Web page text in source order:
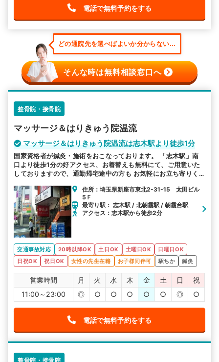
電話で無料予約をする
どの通院先を選べばよいか分からない...
そんな時は無料相談窓口へ
整骨院・接骨院
マッサージ＆はりきゅう院温流
マッサージ＆はりきゅう院温流は志木駅より徒歩1分
国家資格者が鍼灸・施術をおこなっております。 「志木駅」南
口より徒歩1分の好アクセス、お着替えも無料にて、ご用意いた
しておりますので、通勤帰宅途中の方も お気軽にお立ち寄りく
住所：埼玉県新座市東北2-31-15 太田ビル
5Ｆ
最寄り駅： 志木駅 / 北朝霞駅 / 朝霞台駅
アクセス：志木駅から徒歩2分
交通事故対応 20時以降OK 土日OK 土曜日OK
日曜日OK
日祝OK
祝日OK 女性の先生在籍 お子様同伴可 駅ちか 鍼灸
営業時間 月 火 水 木 金 土 日
祝
11:00～23:00
◎ ○ ○ ○ ○ ○ ◎ ○
電話で無料予約をする
整骨院・接骨院